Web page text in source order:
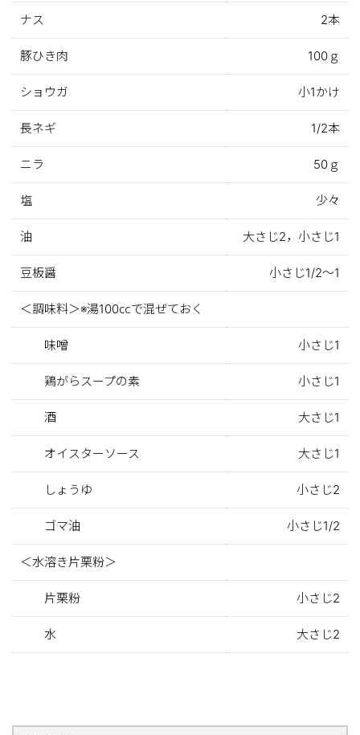
ナス 2本
豚ひき肉 100ｇ
ショウガ 小1かけ
長ネギ 1/2本
ニラ 50ｇ
塩 少々
油 大さじ2，小さじ1
豆板醤 小さじ1/2～1
＜調味料＞※湯100㏄で混ぜておく
味噌 小さじ1
鶏がらスープの素 小さじ1
酒 大さじ1
オイスターソース 大さじ1
しょうゆ 小さじ2
ゴマ油 小さじ1/2
＜水溶き片栗粉＞
片栗粉 小さじ2
水 大さじ2